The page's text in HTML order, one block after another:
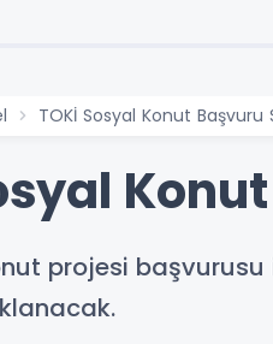
TOKİ Sosyal Konut Başvuru
projesi